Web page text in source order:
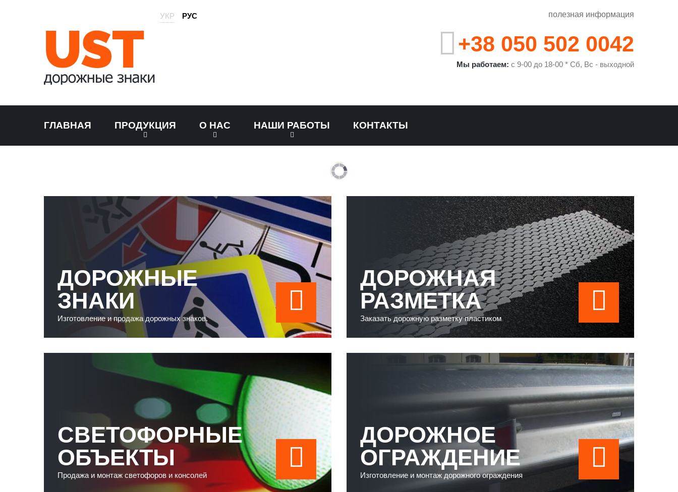
полезная информация
РУС
УКР
+38 050 502 0042
Мы работаем: с 9-00 до 18-00 * Сб, Вс - выходной
ГЛАВНАЯ ПРОДУКЦИЯ О НАС НАШИ РАБОТЫ КОНТАКТЫ
ДОРОЖНЫЕ
ЗНАКИ
Изготовление и продажа дорожных знаков.
ДОРОЖНАЯ
РАЗМЕТКА
Заказать дорожную разметку пластиком
СВЕТОФОРНЫЕ
ОБЪЕКТЫ
Продажа и монтаж светофоров и консолей
ДОРОЖНОЕ
ОГРАЖДЕНИЕ
Изготовление и монтаж дорожного ограждения